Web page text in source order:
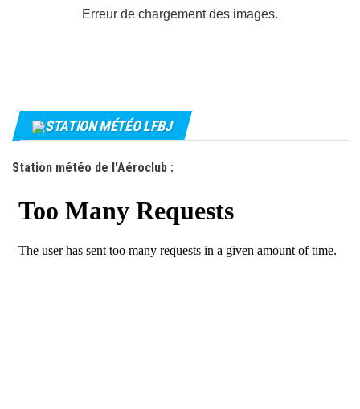
Erreur de chargement des images.
STATION MÉTÉO LFBJ
Station météo de l'Aéroclub :